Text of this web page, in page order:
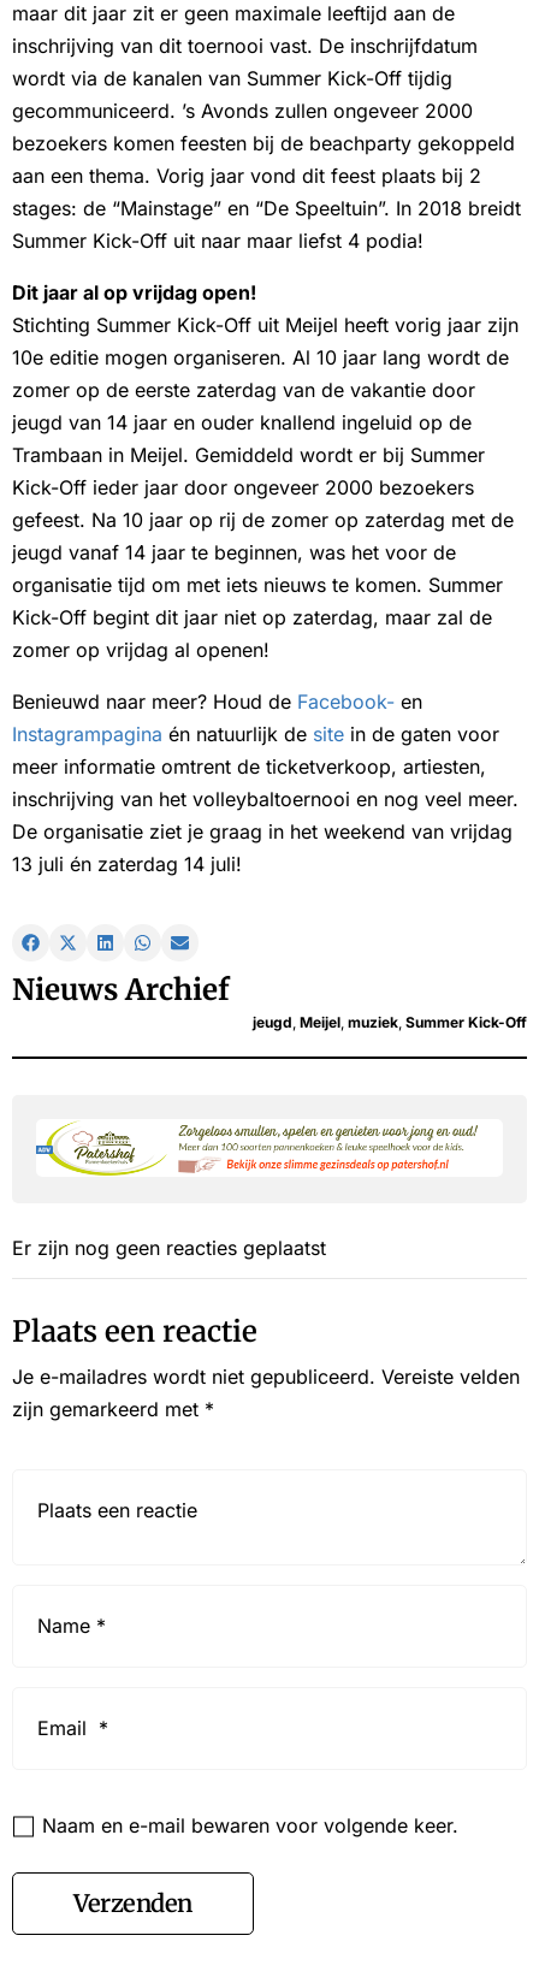
maar dit jaar zit er geen maximale leeftijd aan de
inschrijving van dit toernooi vast. De inschrijfdatum
wordt via de kanalen van Summer Kick-Off tijdig
gecommuniceerd. ’s Avonds zullen ongeveer 2000
bezoekers komen feesten bij de beachparty gekoppeld
aan een thema. Vorig jaar vond dit feest plaats bij 2
stages: de “Mainstage” en “De Speeltuin”. In 2018 breidt
Summer Kick-Off uit naar maar liefst 4 podia!
Dit jaar al op vrijdag open!
Stichting Summer Kick-Off uit Meijel heeft vorig jaar zijn
10e editie mogen organiseren. Al 10 jaar lang wordt de
zomer op de eerste zaterdag van de vakantie door
jeugd van 14 jaar en ouder knallend ingeluid op de
Trambaan in Meijel. Gemiddeld wordt er bij Summer
Kick-Off ieder jaar door ongeveer 2000 bezoekers
gefeest. Na 10 jaar op rij de zomer op zaterdag met de
jeugd vanaf 14 jaar te beginnen, was het voor de
organisatie tijd om met iets nieuws te komen. Summer
Kick-Off begint dit jaar niet op zaterdag, maar zal de
zomer op vrijdag al openen!
Benieuwd naar meer? Houd de Facebook- en
Instagrampagina én natuurlijk de site in de gaten voor
meer informatie omtrent de ticketverkoop, artiesten,
inschrijving van het volleybaltoernooi en nog veel meer.
De organisatie ziet je graag in het weekend van vrijdag
13 juli én zaterdag 14 juli!
Nieuws Archief
jeugd, Meijel, muziek, Summer Kick-Off
Er zijn nog geen reacties geplaatst
Plaats een reactie
Je e-mailadres wordt niet gepubliceerd. Vereiste velden
zijn gemarkeerd met *
Naam en e-mail bewaren voor volgende keer.
Verzenden